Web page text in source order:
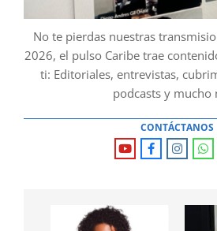
No te pierdas nuestras
2026, el pulso Caribe trae
ti: Editoriales, entrevistas,
podcasts y mucho
CONTÁCTANOS